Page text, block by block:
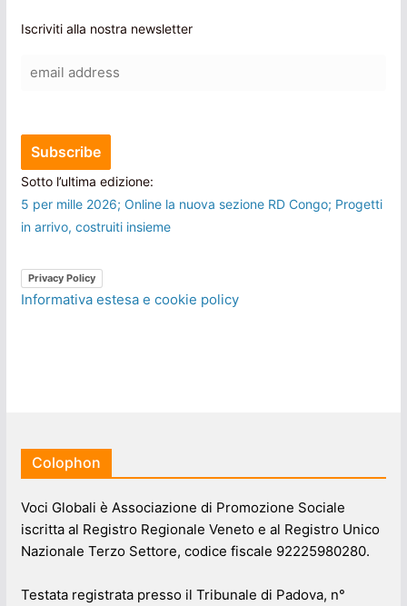
Iscriviti alla nostra newsletter
Sotto l’ultima edizione:
5 per mille 2026; Online la nuova sezione RD Congo; Progetti
in arrivo, costruiti insieme
Privacy Policy
Informativa estesa e cookie policy
Colophon
Voci Globali è Associazione di Promozione Sociale
iscritta al Registro Regionale Veneto e al Registro Unico
Nazionale Terzo Settore, codice fiscale 92225980280.
Testata registrata presso il Tribunale di Padova, n°